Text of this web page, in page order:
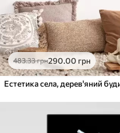
483.33грн290.00 грн